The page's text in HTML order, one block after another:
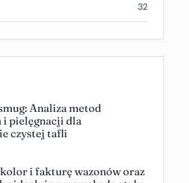
32
Analiza metod
i pielęgnacji dla
czystej tafli
i fakturę wazonów oraz